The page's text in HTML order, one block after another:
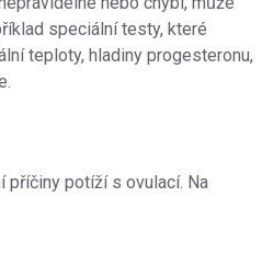
speciální testy, které
teploty, hladiny progesteronu,
příčiny potíží s ovulací. Na